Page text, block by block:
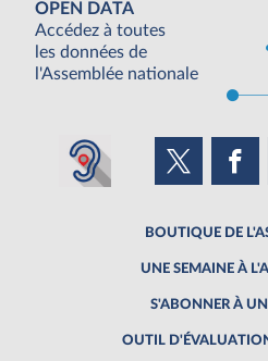
OPEN DATA
Accédez à toutes
les données de
l'Assemblée nationale
BOUTIQUE DE
UNE SEMAINE À
S'ABONNER À UN
OUTIL